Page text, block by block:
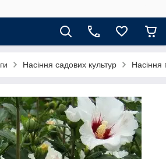
Насіння садових культур Насіння